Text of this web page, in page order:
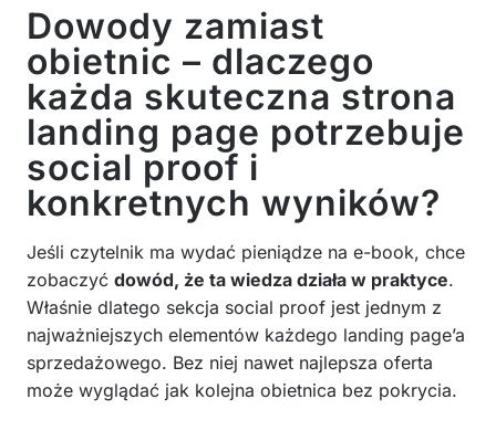
Dowody zamiast
obietnic – dlaczego
każda skuteczna strona
landing page potrzebuje
social proof i
konkretnych wyników?
Jeśli czytelnik ma wydać pieniądze na e-book, chce
zobaczyć dowód, że ta wiedza działa w praktyce.
Właśnie dlatego sekcja social proof jest jednym z
najważniejszych elementów każdego landing page’a
sprzedażowego. Bez niej nawet najlepsza oferta
może wyglądać jak kolejna obietnica bez pokrycia.